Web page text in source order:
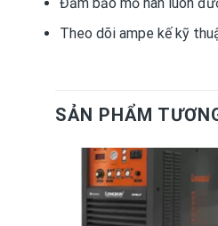
Theo dõi ampe kế kỹ
SẢN PHẨM